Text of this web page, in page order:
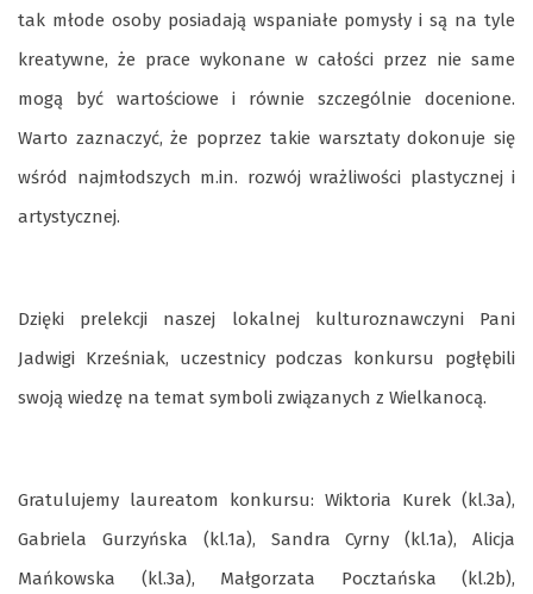
tak młode osoby posiadają wspaniałe pomysły i są na tyle
kreatywne, że prace wykonane w całości przez nie same
mogą być wartościowe i równie szczególnie docenione.
Warto zaznaczyć, że poprzez takie warsztaty dokonuje się
wśród najmłodszych m.in. rozwój wrażliwości plastycznej i
artystycznej.
Dzięki prelekcji naszej lokalnej kulturoznawczyni Pani
Jadwigi Krześniak, uczestnicy podczas konkursu pogłębili
swoją wiedzę na temat symboli związanych z Wielkanocą.
Gratulujemy laureatom konkursu: Wiktoria Kurek (kl.3a),
Gabriela Gurzyńska (kl.1a), Sandra Cyrny (kl.1a), Alicja
Mańkowska (kl.3a), Małgorzata Pocztańska (kl.2b),